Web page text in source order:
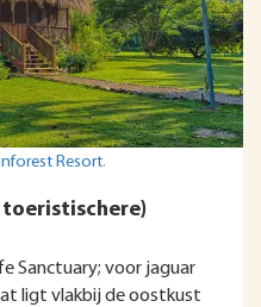
Resort.
Sanctuary; voor jaguar
ligt vlakbij de oostkust